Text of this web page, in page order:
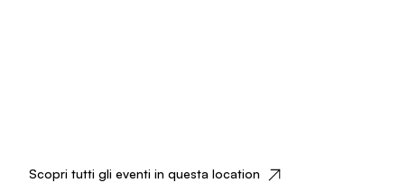
Scopri tutti gli eventi in questa location